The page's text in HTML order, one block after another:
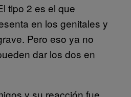
tipo 2 es el que
en los genitales y
Pero eso ya no
dar los dos en
y su reacción fue